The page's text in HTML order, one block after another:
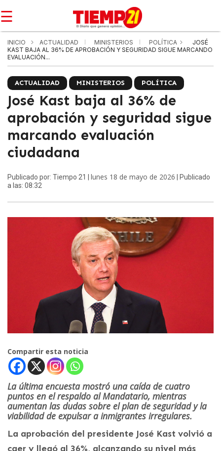
☰
INICIO ACTUALIDAD MINISTERIOS POLÍTICA
JOSÉ
KAST BAJA AL 36% DE APROBACIÓN Y SEGURIDAD SIGUE MARCANDO
EVALUACIÓN...
ACTUALIDAD MINISTERIOS POLÍTICA
José Kast baja al 36% de
aprobación y seguridad sigue
marcando evaluación
ciudadana
Publicado por: Tiempo 21 | lunes 18 de mayo de 2026 | Publicado
a las: 08:32
Compartir esta noticia
La última encuesta mostró una caída de cuatro
puntos en el respaldo al Mandatario, mientras
aumentan las dudas sobre el plan de seguridad y la
viabilidad de expulsar a inmigrantes irregulares.
La aprobación del presidente José Kast volvió a
caer y llegó al 36%, alcanzando su nivel más